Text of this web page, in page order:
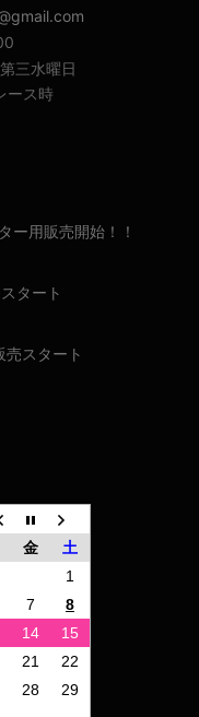
三水曜日
ス時
ー用販売開始！！
タート
スタート
金
土
1
7
8
14
15
21
22
28
29